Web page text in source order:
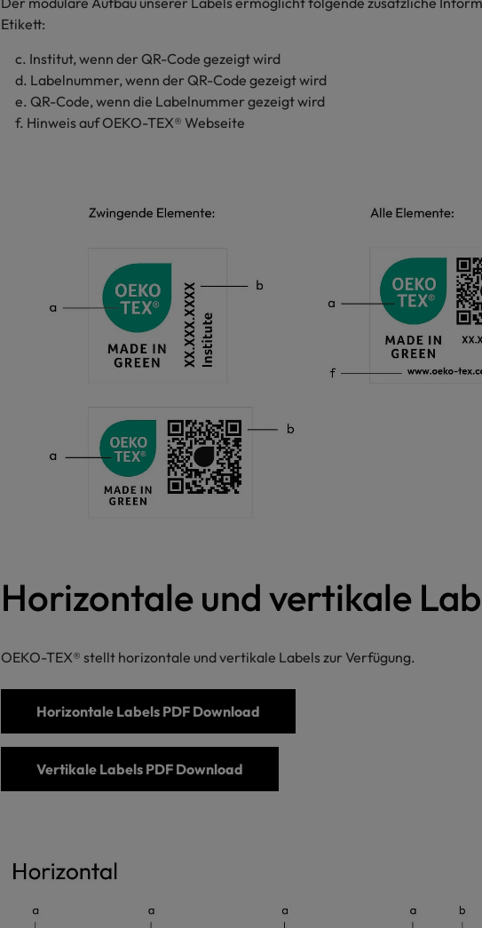
Etikett:
c. Institut, wenn der QR-Code gezeigt wird
d. Labelnummer, wenn der QR-Code gezeigt wird
e. QR-Code, wenn die Labelnummer gezeigt wird
f. Hinweis auf OEKO-TEX® Webseite
Horizontale und vertikale
OEKO-TEX® stellt horizontale und vertikale Labels zur Verfügung.
Horizontale Labels PDF Download
Vertikale Labels PDF Download